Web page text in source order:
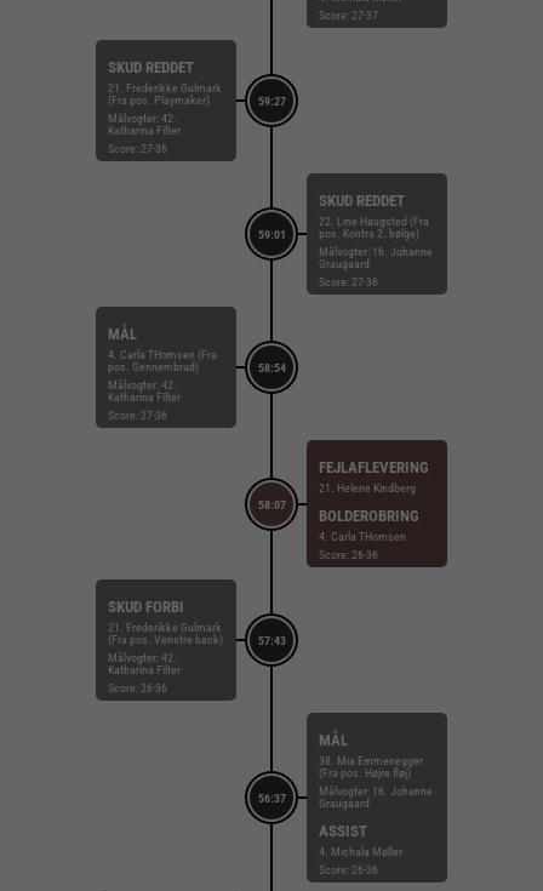
Score: 27-37
59:27
SKUD REDDET
21. Frederikke Gulmark
(Fra pos. Playmaker)
Målvogter: 42.
Katharina Filter
Score: 27-36
59:01
SKUD REDDET
22. Line Haugsted (Fra
pos. Kontra 2. bølge)
Målvogter: 16. Johanne
Graugaard
Score: 27-36
58:54
MÅL
4. Carla THomsen (Fra
pos. Gennembrud)
Målvogter: 42.
Katharina Filter
Score: 27-36
58:07
FEJLAFLEVERING
21. Helene Kindberg
BOLDEROBRING
4. Carla THomsen
Score: 26-36
57:43
SKUD FORBI
21. Frederikke Gulmark
(Fra pos. Venstre back)
Målvogter: 42.
Katharina Filter
Score: 26-36
56:37
MÅL
38. Mia Emmenegger
(Fra pos. Højre fløj)
Målvogter: 16. Johanne
Graugaard
ASSIST
4. Michala Møller
Score: 26-36